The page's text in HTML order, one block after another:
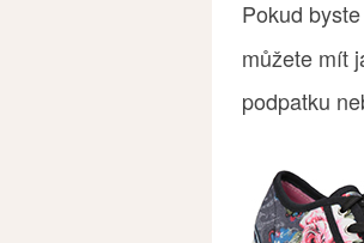
Pokud
můžete mít
podpatku